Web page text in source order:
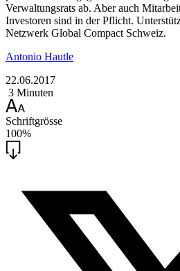
Verwaltungsrats ab. Aber auch
Investoren sind in der Pflicht.
Netzwerk Global Compact Schweiz.
Antonio Hautle
22.06.2017
3 Minuten
Schriftgrösse
100%